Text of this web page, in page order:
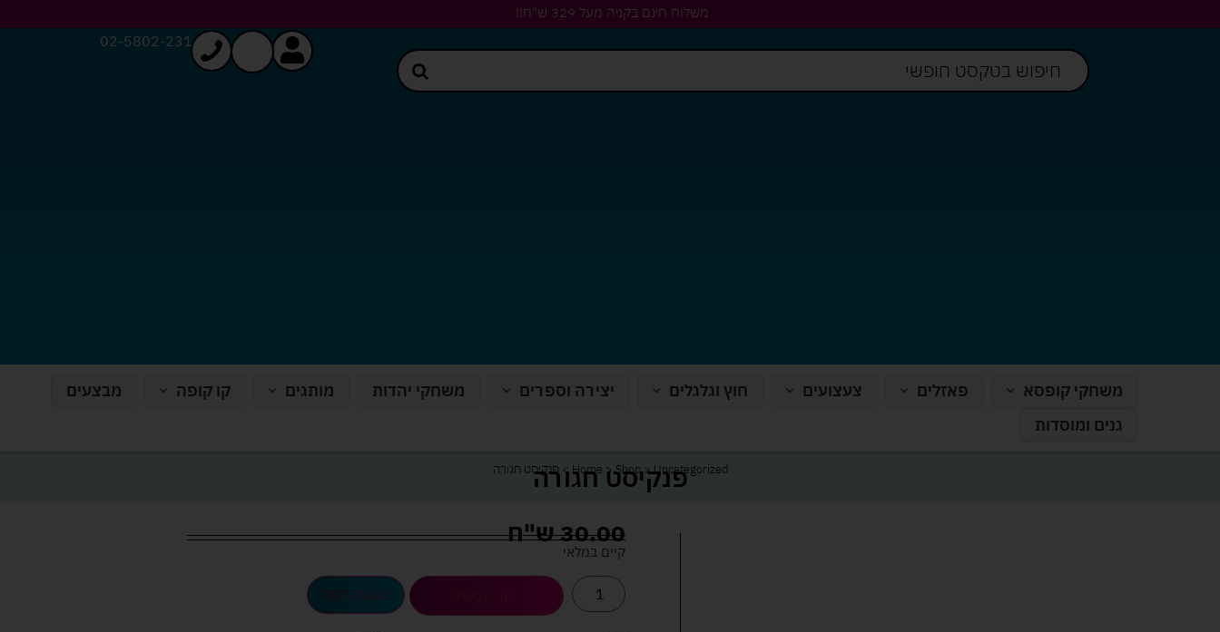
משלוח חינם בקניה מעל 329 ש"ח!!
02-5802-231
משחקי קופסא פאזלים צעצועים חוץ וגלגלים יצירה וספרים משחקי יהדות מותגים קו קופה
מבצעים
גנים ומוסדות
Home >Shop>Uncategorized
> פנקיסט חגורהפנקיסט חגורה
30.00ש"ח
קיים במלאי
הוספה לסל